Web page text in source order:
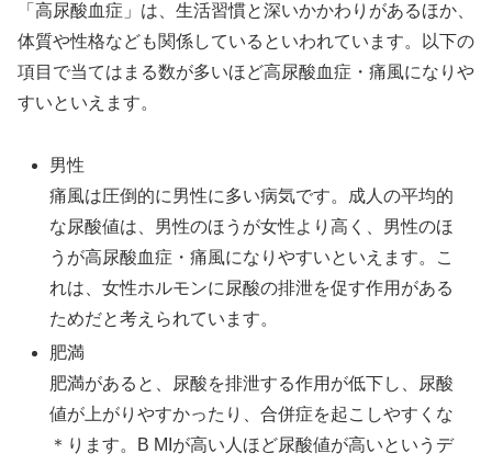
「高尿酸血症」は、生活習慣と深いかかわりがあるほか、
体質や性格なども関係しているといわれています。以下の
項目で当てはまる数が多いほど高尿酸血症・痛風になりや
すいといえます。
男性
痛風は圧倒的に男性に多い病気です。成人の平均的
な尿酸値は、男性のほうが女性より高く、男性のほ
うが高尿酸血症・痛風になりやすいといえます。こ
れは、女性ホルモンに尿酸の排泄を促す作用がある
ためだと考えられています。
肥満
肥満があると、尿酸を排泄する作用が低下し、尿酸
値が上がりやすかったり、合併症を起こしやすくな
＊ります。B MIが高い人ほど尿酸値が高いというデ